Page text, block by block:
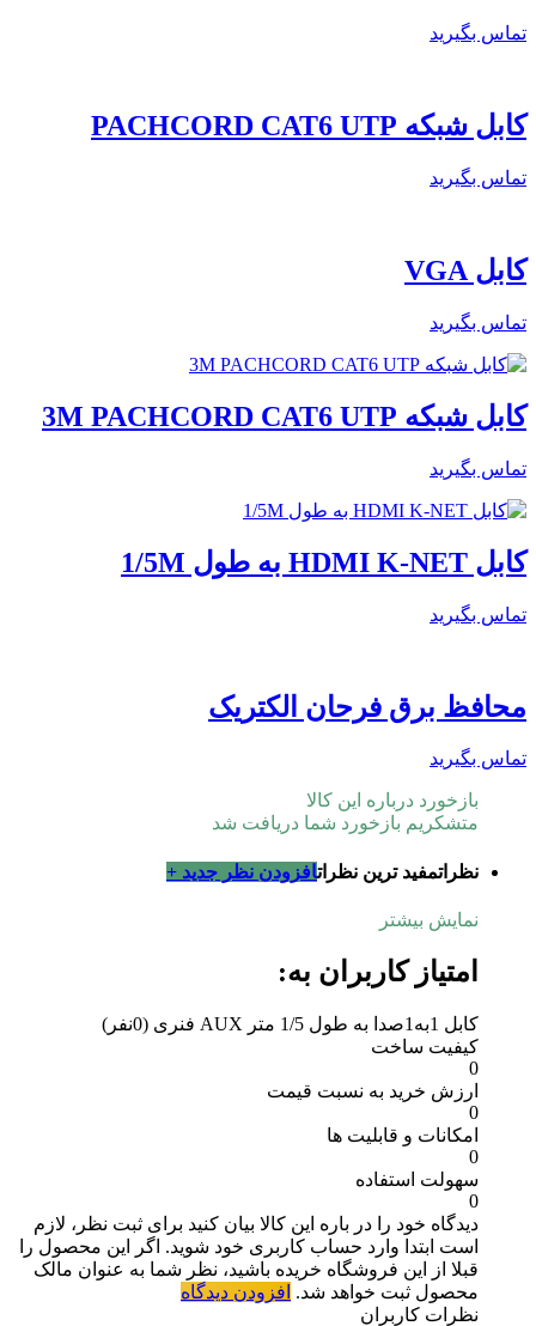
تماس بگیرید
کابل شبکه PACHCORD CAT6 UTP
تماس بگیرید
کابل VGA
تماس بگیرید
کابل شبکه 3M PACHCORD CAT6 UTP
تماس بگیرید
کابل HDMI K-NET به طول 1/5M
تماس بگیرید
محافظ برق فرحان الکتریک
تماس بگیرید
بازخورد درباره این کالا
متشکریم بازخورد شما دریافت شد
نظراتمفید ترین نظراتافزودن نظر جدید +
نمایش بیشتر
امتیاز کاربران به:
کابل 1به1صدا به طول 1/5 متر AUX فنری
(0نفر)
کیفیت ساخت
0
ارزش خرید به نسبت قیمت
0
امکانات و قابلیت ها
0
سهولت استفاده
0
دیدگاه خود را در باره این کالا بیان کنید برای ثبت نظر، لازم
است ابتدا وارد حساب کاربری خود شوید. اگر این محصول را
قبلا از این فروشگاه خریده باشید، نظر شما به عنوان مالک
محصول ثبت خواهد شد. افزودن دیدگاه
نظرات کاربران